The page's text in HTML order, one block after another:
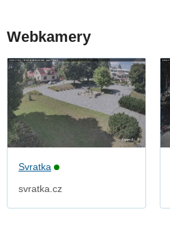
Webkamery
Svratka
svratka.cz